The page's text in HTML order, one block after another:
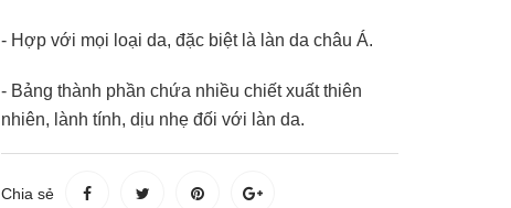
- Hợp với mọi loại da, đặc biệt là làn da châu Á.
- Bảng thành phần chứa nhiều chiết xuất thiên
nhiên, lành tính, dịu nhẹ đối với làn da.
Chia sẻ